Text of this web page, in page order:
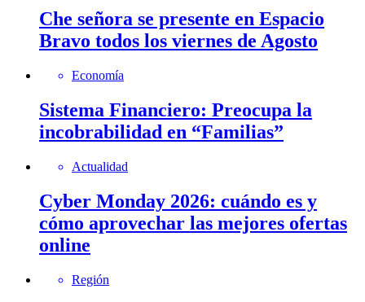
Che señora se presente en Espacio
Bravo todos los viernes de Agosto
Economía
Sistema Financiero: Preocupa la
incobrabilidad en “Familias”
Actualidad
Cyber Monday 2026: cuándo es y
cómo aprovechar las mejores ofertas
online
Región